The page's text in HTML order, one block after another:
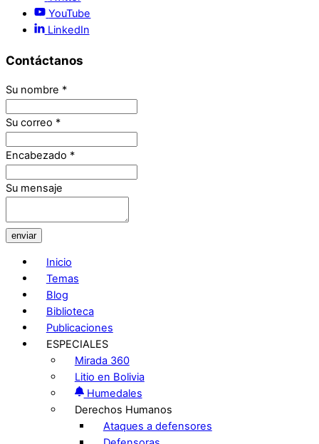
YouTube
LinkedIn
Contáctanos
Su nombre *
Su correo *
Encabezado *
Su mensaje
enviar
Inicio
Temas
Blog
Biblioteca
Publicaciones
ESPECIALES
Mirada 360
Litio en Bolivia
Humedales
Derechos Humanos
Ataques a defensores